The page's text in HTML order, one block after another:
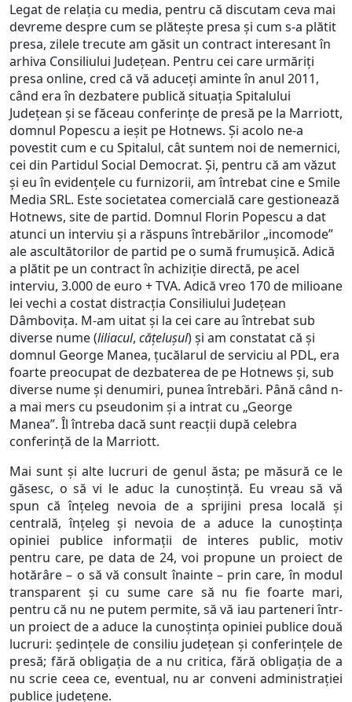
Legat de relația cu media, pentru că discutam ceva mai
devreme despre cum se plătește presa și cum s-a plătit
presa, zilele trecute am găsit un contract interesant în
arhiva Consiliului Județean. Pentru cei care urmăriți
presa online, cred că vă aduceți aminte în anul 2011,
când era în dezbatere publică situația Spitalului
Județean și se făceau conferințe de presă pe la Marriott,
domnul Popescu a ieșit pe Hotnews. Și acolo ne-a
povestit cum e cu Spitalul, cât suntem noi de nemernici,
cei din Partidul Social Democrat. Și, pentru că am văzut
și eu în evidențele cu furnizorii, am întrebat cine e Smile
Media SRL. Este societatea comercială care gestionează
Hotnews, site de partid. Domnul Florin Popescu a dat
atunci un interviu și a răspuns întrebărilor „incomode”
ale ascultătorilor de partid pe o sumă frumușică. Adică
a plătit pe un contract în achiziție directă, pe acel
interviu, 3.000 de euro + TVA. Adică vreo 170 de milioane
lei vechi a costat distracția Consiliului Județean
Dâmbovița. M-am uitat și la cei care au întrebat sub
diverse nume (liliacul, cățelușul) și am constatat că și
domnul George Manea, țucălarul de serviciu al PDL, era
foarte preocupat de dezbaterea de pe Hotnews și, sub
diverse nume și denumiri, punea întrebări. Până când n-
a mai mers cu pseudonim și a intrat cu „George
Manea”. Îl întreba dacă sunt reacții după celebra
conferință de la Marriott.
Mai sunt și alte lucruri de genul ăsta; pe măsură ce le
găsesc, o să vi le aduc la cunoștință. Eu vreau să vă
spun că înțeleg nevoia de a sprijini presa locală și
centrală, înțeleg și nevoia de a aduce la cunoștința
opiniei publice informații de interes public, motiv
pentru care, pe data de 24, voi propune un proiect de
hotărâre – o să vă consult înainte – prin care, în modul
transparent și cu sume care să nu fie foarte mari,
pentru că nu ne putem permite, să vă iau parteneri într-
un proiect de a aduce la cunoștința opiniei publice două
lucruri: ședințele de consiliu județean și conferințele de
presă; fără obligația de a nu critica, fără obligația de a
nu scrie ceea ce, eventual, nu ar conveni administrației
publice județene.